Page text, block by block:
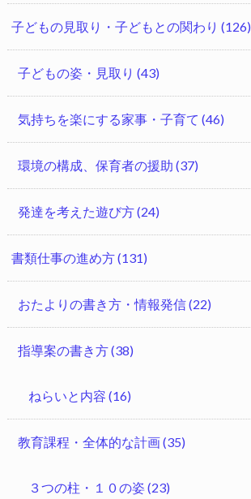
子どもの見取り・子どもとの関わり (126)
子どもの姿・見取り (43)
気持ちを楽にする家事・子育て (46)
環境の構成、保育者の援助 (37)
発達を考えた遊び方(24)
書類仕事の進め方(131)
おたよりの書き方・情報発信(22)
指導案の書き方(38)
ねらいと内容 (16)
教育課程・全体的な計画(35)
３つの柱・１０の姿(23)